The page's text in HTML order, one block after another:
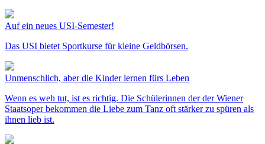
Auf ein neues USI-Semester!
Das USI bietet Sportkurse für kleine Geldbörsen.
Unmenschlich, aber die Kinder lernen fürs Leben
Wenn es weh tut, ist es richtig. Die Schülerinnen der der Wiener
Staatsoper bekommen die Liebe zum Tanz oft stärker zu spüren als
ihnen lieb ist.